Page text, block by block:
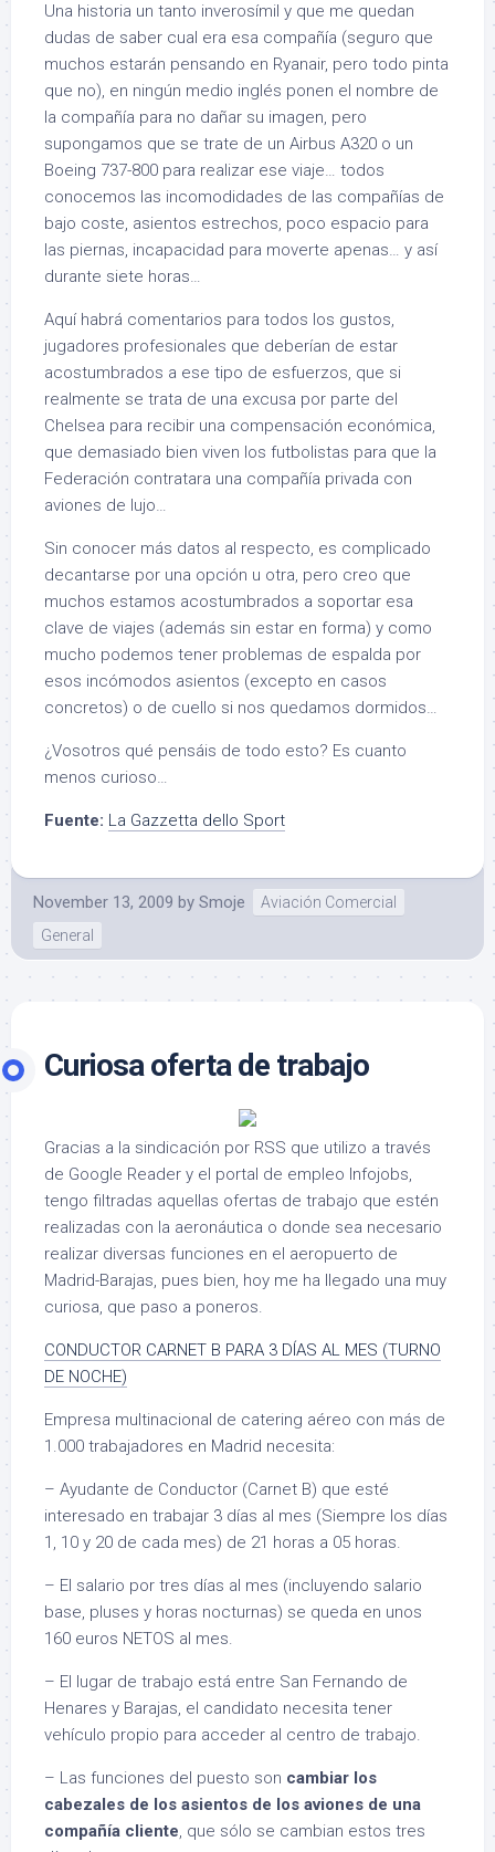
Una historia un tanto inverosímil y que me quedan
dudas de saber cual era esa compañía (seguro que
muchos estarán pensando en Ryanair, pero todo pinta
que no), en ningún medio inglés ponen el nombre de
la compañía para no dañar su imagen, pero
supongamos que se trate de un Airbus A320 o un
Boeing 737-800 para realizar ese viaje… todos
conocemos las incomodidades de las compañías de
bajo coste, asientos estrechos, poco espacio para
las piernas, incapacidad para moverte apenas… y así
durante siete horas…
Aquí habrá comentarios para todos los gustos,
jugadores profesionales que deberían de estar
acostumbrados a ese tipo de esfuerzos, que si
realmente se trata de una excusa por parte del
Chelsea para recibir una compensación económica,
que demasiado bien viven los futbolistas para que la
Federación contratara una compañía privada con
aviones de lujo…
Sin conocer más datos al respecto, es complicado
decantarse por una opción u otra, pero creo que
muchos estamos acostumbrados a soportar esa
clave de viajes (además sin estar en forma) y como
mucho podemos tener problemas de espalda por
esos incómodos asientos (excepto en casos
concretos) o de cuello si nos quedamos dormidos…
¿Vosotros qué pensáis de todo esto? Es cuanto
menos curioso…
Fuente: La Gazzetta dello Sport
November 13, 2009 by Smoje
Aviación Comercial
General
Curiosa oferta de trabajo
Gracias a la sindicación por RSS que utilizo a través
de Google Reader y el portal de empleo Infojobs,
tengo filtradas aquellas ofertas de trabajo que estén
realizadas con la aeronáutica o donde sea necesario
realizar diversas funciones en el aeropuerto de
Madrid-Barajas, pues bien, hoy me ha llegado una muy
curiosa, que paso a poneros.
CONDUCTOR CARNET B PARA 3 DÍAS AL MES (TURNO
DE NOCHE)
Empresa multinacional de catering aéreo con más de
1.000 trabajadores en Madrid necesita:
– Ayudante de Conductor (Carnet B) que esté
interesado en trabajar 3 días al mes (Siempre los días
1, 10 y 20 de cada mes) de 21 horas a 05 horas.
– El salario por tres días al mes (incluyendo salario
base, pluses y horas nocturnas) se queda en unos
160 euros NETOS al mes.
– El lugar de trabajo está entre San Fernando de
Henares y Barajas, el candidato necesita tener
vehículo propio para acceder al centro de trabajo.
– Las funciones del puesto son cambiar los
cabezales de los asientos de los aviones de una
compañía cliente, que sólo se cambian estos tres